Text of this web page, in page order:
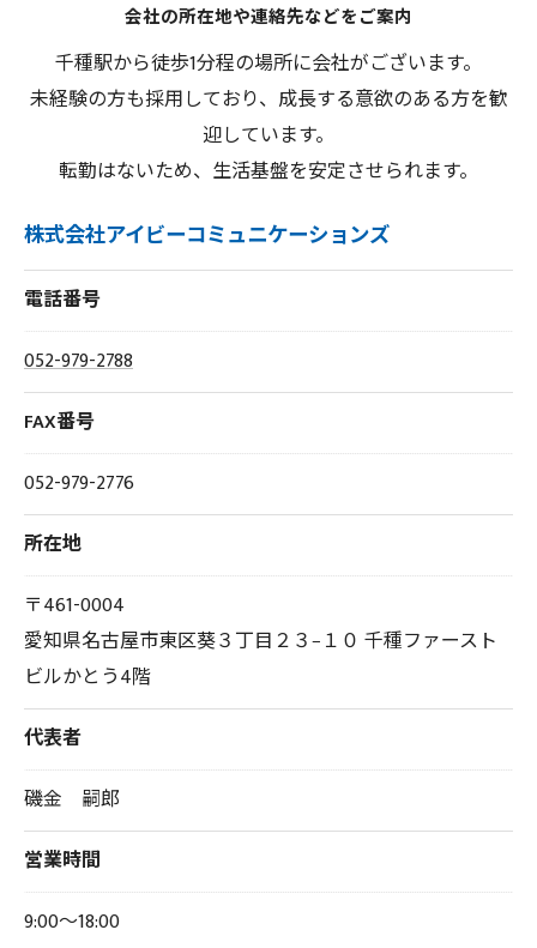
会社の所在地や連絡先などをご案内
千種駅から徒歩1分程の場所に会社がございます。
未経験の方も採用しており、成長する意欲のある方を歓
迎しています。
転勤はないため、生活基盤を安定させられます。
株式会社アイビーコミュニケーションズ
電話番号
052-979-2788
FAX番号
052-979-2776
所在地
〒461-0004
愛知県名古屋市東区葵３丁目２３−１０ 千種ファースト
ビルかとう4階
代表者
磯金 嗣郎
営業時間
9:00～18:00